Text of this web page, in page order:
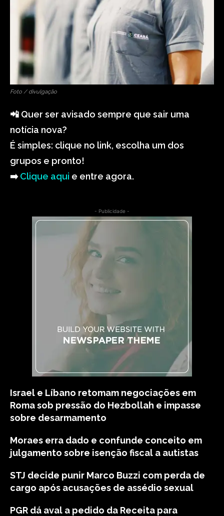
Foto / divulgação
📲 Quer ser avisado sempre que sair uma
notícia nova?
É simples: clique no link, escolha um dos
grupos e pronto!
➡️Clique aqui e entre agora.
- Publicidade -
Israel e Líbano retomam negociações em
Roma sob pressão do Hezbollah e impasse
sobre desarmamento
Moraes erra dado e confunde conceito em
julgamento sobre isenção fiscal a autistas
STJ decide punir Marco Buzzi com perda de
cargo após acusações de assédio sexual
PGR dá aval a pedido da Receita para